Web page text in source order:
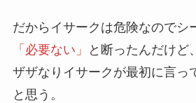
だからイサークは危険なのでシ
「必要ない」
と断ったんだけど
ザザなりイサークが最初に言っ
と思う。